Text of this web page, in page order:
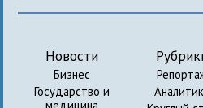
Новости
Бизнес
Государство и
медицина